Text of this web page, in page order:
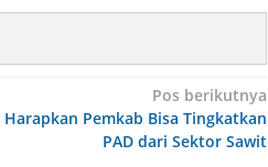
Pos berikutnya
Harapkan Pemkab Bisa Tingkatkan
PAD dari Sektor Sawit